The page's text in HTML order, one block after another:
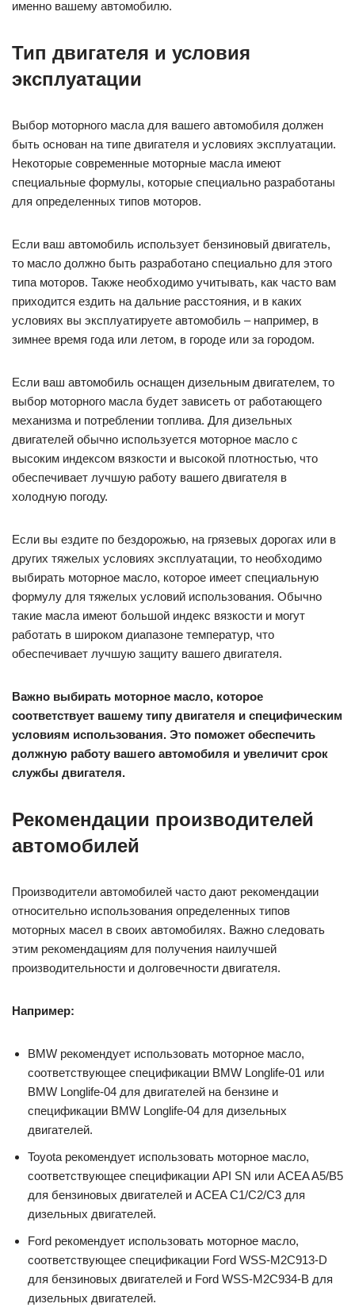
именно вашему автомобилю.
Тип двигателя и условия
эксплуатации
Выбор моторного масла для вашего автомобиля должен
быть основан на типе двигателя и условиях эксплуатации.
Некоторые современные моторные масла имеют
специальные формулы, которые специально разработаны
для определенных типов моторов.
Если ваш автомобиль использует бензиновый двигатель,
то масло должно быть разработано специально для этого
типа моторов. Также необходимо учитывать, как часто вам
приходится ездить на дальние расстояния, и в каких
условиях вы эксплуатируете автомобиль – например, в
зимнее время года или летом, в городе или за городом.
Если ваш автомобиль оснащен дизельным двигателем, то
выбор моторного масла будет зависеть от работающего
механизма и потреблении топлива. Для дизельных
двигателей обычно используется моторное масло с
высоким индексом вязкости и высокой плотностью, что
обеспечивает лучшую работу вашего двигателя в
холодную погоду.
Если вы ездите по бездорожью, на грязевых дорогах или в
других тяжелых условиях эксплуатации, то необходимо
выбирать моторное масло, которое имеет специальную
формулу для тяжелых условий использования. Обычно
такие масла имеют большой индекс вязкости и могут
работать в широком диапазоне температур, что
обеспечивает лучшую защиту вашего двигателя.
Важно выбирать моторное масло, которое
соответствует вашему типу двигателя и специфическим
условиям использования. Это поможет обеспечить
должную работу вашего автомобиля и увеличит срок
службы двигателя.
Рекомендации производителей
автомобилей
Производители автомобилей часто дают рекомендации
относительно использования определенных типов
моторных масел в своих автомобилях. Важно следовать
этим рекомендациям для получения наилучшей
производительности и долговечности двигателя.
Например:
BMW рекомендует использовать моторное масло,
соответствующее спецификации BMW Longlife-01 или
BMW Longlife-04 для двигателей на бензине и
спецификации BMW Longlife-04 для дизельных
двигателей.
Toyota рекомендует использовать моторное масло,
соответствующее спецификации API SN или ACEA A5/B5
для бензиновых двигателей и ACEA C1/C2/C3 для
дизельных двигателей.
Ford рекомендует использовать моторное масло,
соответствующее спецификации Ford WSS-M2C913-D
для бензиновых двигателей и Ford WSS-M2C934-B для
дизельных двигателей.